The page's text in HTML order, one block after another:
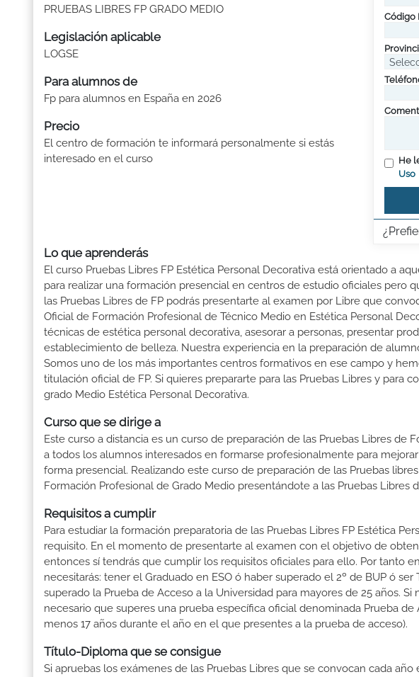
PRUEBAS LIBRES FP GRADO MEDIO
Legislación aplicable
LOGSE
Para alumnos de
Fp para alumnos en España en 2026
Precio
El centro de formación te informará personalmente si estás
interesado en el curso
Código
He
Uso
Lo que aprenderás
El curso Pruebas Libres FP Estética Personal Decorativa está orientado a
para realizar una formación presencial en centros de estudio oficiales pero
las Pruebas Libres de FP podrás presentarte al examen por Libre que
Oficial de Formación Profesional de Técnico Medio en Estética Personal
técnicas de estética personal decorativa, asesorar a personas, presentar
establecimiento de belleza. Nuestra experiencia en la preparación de
Somos uno de los más importantes centros formativos en ese campo y
titulación oficial de FP. Si quieres prepararte para las Pruebas Libres y para
grado Medio Estética Personal Decorativa.
Curso que se dirige a
Este curso a distancia es un curso de preparación de las Pruebas Libres de
a todos los alumnos interesados en formarse profesionalmente para
forma presencial. Realizando este curso de preparación de las Pruebas
Formación Profesional de Grado Medio presentándote a las Pruebas Libres
Requisitos a cumplir
Para estudiar la formación preparatoria de las Pruebas Libres FP Estética
requisito. En el momento de presentarte al examen con el objetivo de
entonces sí tendrás que cumplir los requisitos oficiales para ello. Por tanto
necesitarás: tener el Graduado en ESO ó haber superado el 2º de BUP ó
superado la Prueba de Acceso a la Universidad para mayores de 25 años.
necesario que superes una prueba específica oficial denominada Prueba
menos 17 años durante el año en el que presentes a la prueba de acceso).
Título-Diploma que se consigue
Si apruebas los exámenes de las Pruebas Libres que se convocan cada